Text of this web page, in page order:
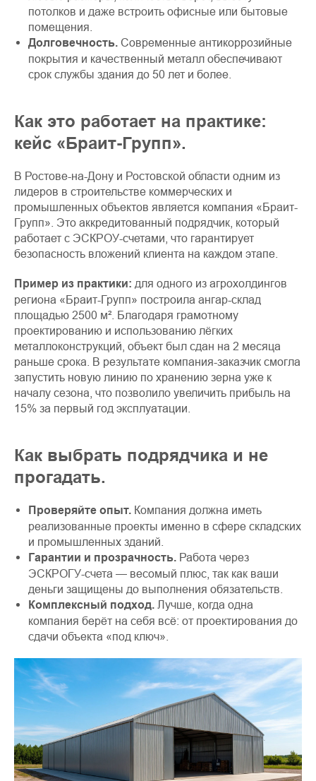
потолков и даже встроить офисные или бытовые
помещения.
Долговечность. Современные антикоррозийные
покрытия и качественный металл обеспечивают
срок службы здания до 50 лет и более.
Как это работает на практике:
кейс «Браит-Групп».
В Ростове-на-Дону и Ростовской области одним из
лидеров в строительстве коммерческих и
промышленных объектов является компания «Браит-
Групп». Это аккредитованный подрядчик, который
работает с ЭСКРОУ-счетами, что гарантирует
безопасность вложений клиента на каждом этапе.
Пример из практики: для одного из агрохолдингов
региона «Браит-Групп» построила ангар-склад
площадью 2500 м². Благодаря грамотному
проектированию и использованию лёгких
металлоконструкций, объект был сдан на 2 месяца
раньше срока. В результате компания-заказчик смогла
запустить новую линию по хранению зерна уже к
началу сезона, что позволило увеличить прибыль на
15% за первый год эксплуатации.
Как выбрать подрядчика и не
прогадать.
Проверяйте опыт. Компания должна иметь
реализованные проекты именно в сфере складских
и промышленных зданий.
Гарантии и прозрачность. Работа через
ЭСКРОГУ-счета — весомый плюс, так как ваши
деньги защищены до выполнения обязательств.
Комплексный подход. Лучше, когда одна
компания берёт на себя всё: от проектирования до
сдачи объекта «под ключ».